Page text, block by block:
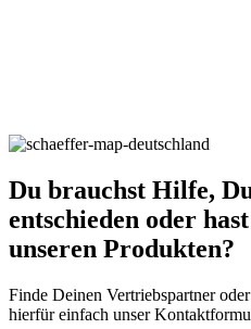
Du brauchst Hilfe,
entschieden oder
unseren Produkten?
Finde Deinen Vertriebspartner
hierfür einfach unser